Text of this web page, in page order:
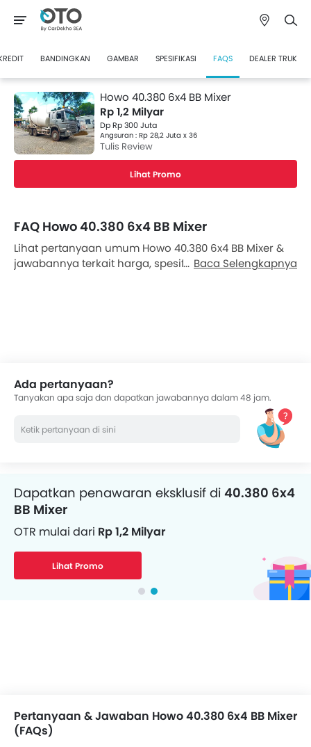
BANDINGKAN GAMBAR SPESIFIKASI FAQS DEALER TRUK
Howo 40.380 6x4 BB Mixer
Rp 1,2 Milyar
Dp Rp 300 Juta
Angsuran : Rp 28,2 Juta x 36
Tulis Review
Lihat Promo
FAQ Howo 40.380 6x4 BB Mixer
Lihat pertanyaan umum Howo 40.380 6x4 BB Mixer &
jawabannya terkait harga, spesifikasi, fitur, fitur
Baca Selengkapnya
Ada pertanyaan?
Tanyakan apa saja dan dapatkan jawabannya dalam 48 jam.
Dapatkan penawaran eksklusif di 40.380 6x4
BB Mixer
OTR mulai dari Rp 1,2 Milyar
Lihat Promo
Pertanyaan & Jawaban Howo 40.380 6x4 BB Mixer
(FAQs)